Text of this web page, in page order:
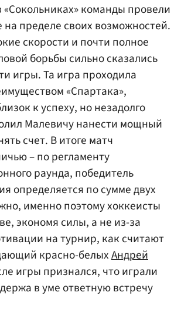
команды провели
на пределе своих возможностей.
скорости и почти полное
борьбы сильно сказались
игры. Та игра проходила
«Спартака»,
к успеху, но незадолго
Малевичу нанести мощный
счет. В итоге матч
– по регламенту
раунда, победитель
определяется по сумме двух
именно поэтому хоккеисты
экономя силы, а не из-за
на турнир, как считают
красно-белыхАндрей
игры признался, что играли
в уме ответную встречу